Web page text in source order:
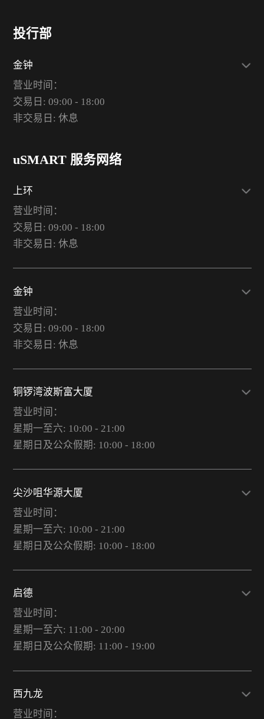
投行部
金钟
营业时间：
交易日: 09:00 - 18:00
非交易日: 休息
uSMART 服务网络
上环
营业时间：
交易日: 09:00 - 18:00
非交易日: 休息
金钟
营业时间：
交易日: 09:00 - 18:00
非交易日: 休息
铜锣湾波斯富大厦
营业时间：
星期一至六: 10:00 - 21:00
星期日及公众假期: 10:00 - 18:00
尖沙咀华源大厦
营业时间：
星期一至六: 10:00 - 21:00
星期日及公众假期: 10:00 - 18:00
启德
营业时间：
星期一至六: 11:00 - 20:00
星期日及公众假期: 11:00 - 19:00
西九龙
营业时间：